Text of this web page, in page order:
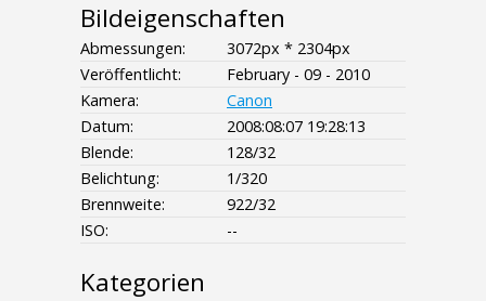
Bildeigenschaften
Abmessungen:
3072px * 2304px
Veröffentlicht:
February - 09 - 2010
Kamera:
Canon
Datum:
2008:08:07 19:28:13
Blende:
128/32
Belichtung:
1/320
Brennweite:
922/32
ISO:
--
Kategorien